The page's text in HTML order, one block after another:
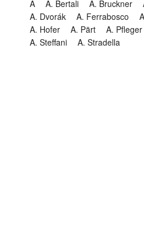
A A. Bertali A. Bruckner
A. Dvorák
A. Ferrabosco
A. Hofer
A. Pärt A. Pfleger
A. Steffani
A. Stradella